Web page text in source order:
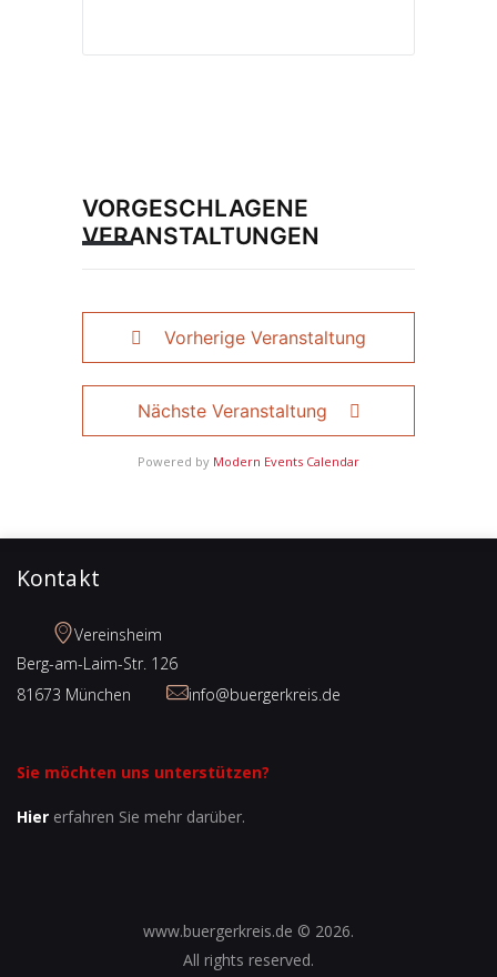
VORGESCHLAGENE
VERANSTALTUNGEN
Vorherige Veranstaltung
Nächste Veranstaltung
Powered by Modern Events Calendar
Kontakt
Vereinsheim
Berg-am-Laim-Str. 126
81673 München
info@buergerkreis.de
Sie möchten uns unterstützen?
Hier erfahren Sie mehr darüber.
www.buergerkreis.de © 2026.
All rights reserved.